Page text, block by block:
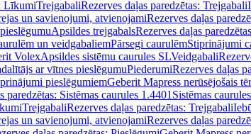
LīkumiTrejgabaliRezerves daļas paredzētas: Trejgabali
un savienojumi, atvienojamiRezerves daļas
Apsildes trejgabalsRezerves daļas
un veidgabaliemPārsegi caurulēmStiprinājumi
VolexApsildes sistēmu caurules SLVeidgabali
ar vītnes pieslēgumuPiederumiRezerves daļas
pieslēgumiemGeberit Mapress nerūsējošais
paredzētas: Sistēmas caurules 1.4401 Sistēmas
TrejgabaliRezerves daļas paredzētas: Trejgabali
un savienojumi, atvienojamiRezerves daļas